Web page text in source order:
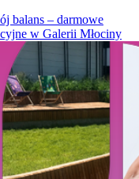
balans – darmowe
w Galerii Młociny